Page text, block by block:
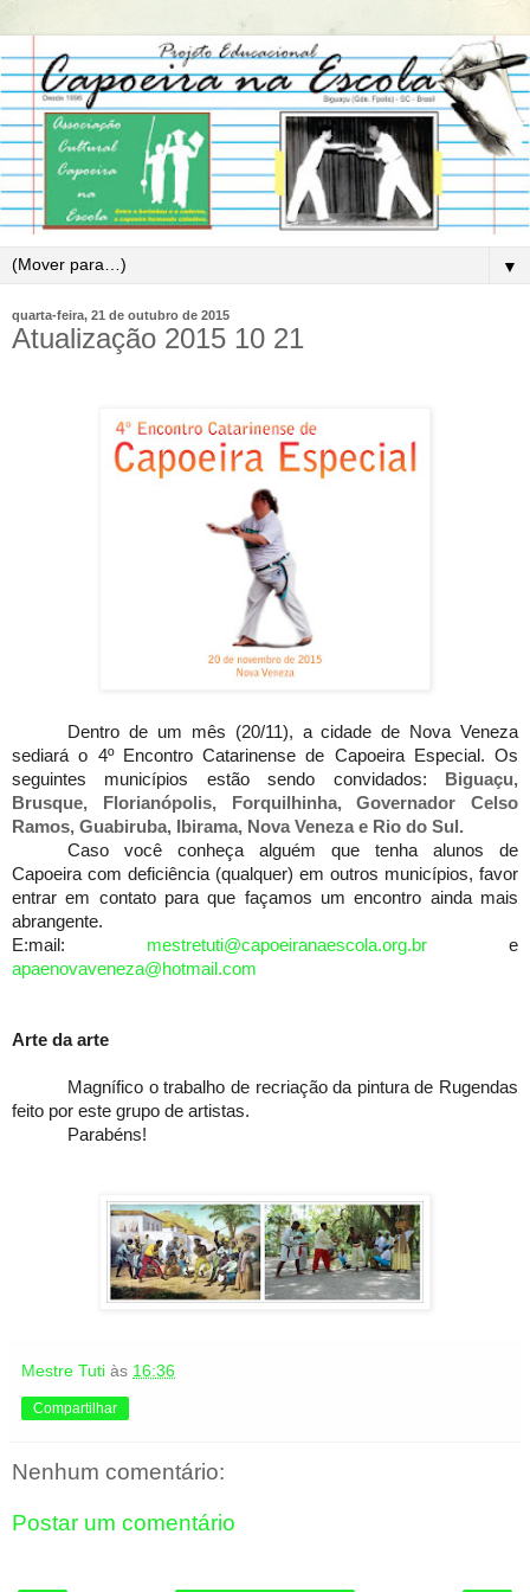
▼
quarta-feira, 21 de outubro de 2015
Atualização 2015 10 21
Dentro de um mês (20/11), a cidade de Nova Veneza
sediará o 4º Encontro Catarinense de Capoeira Especial. Os
seguintes municípios estão sendo convidados:
Biguaçu,
Brusque, Florianópolis, Forquilhinha, Governador Celso
Ramos, Guabiruba, Ibirama, Nova Veneza e Rio do Sul.
Caso você conheça alguém que tenha alunos de
Capoeira com deficiência (qualquer) em outros municípios, favor
entrar em contato para que façamos um encontro ainda mais
abrangente.
E:mail: mestretuti@capoeiranaescola.org.br e
apaenovaveneza@hotmail.com
Arte da arte
Magnífico o trabalho de recriação da pintura de Rugendas
feito por este grupo de artistas.
Parabéns!
Mestre Tuti às 16:36
Compartilhar
Nenhum comentário:
Postar um comentário